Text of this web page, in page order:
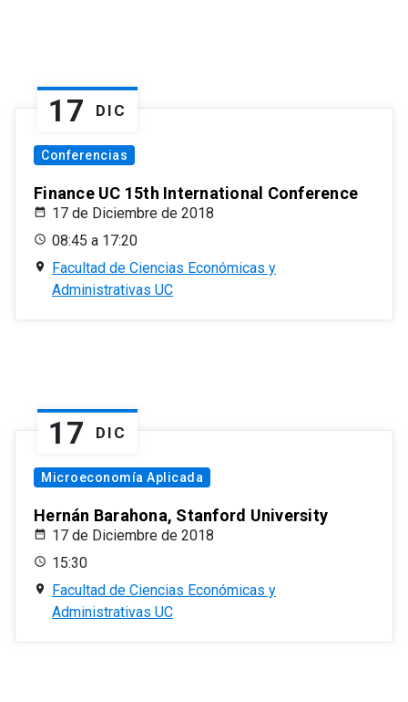
17 DIC
Conferencias
Finance UC 15th International Conference
17 de Diciembre de 2018
08:45 a 17:20
Facultad de Ciencias Económicas y
Administrativas UC
17 DIC
Microeconomía Aplicada
Hernán Barahona, Stanford University
17 de Diciembre de 2018
15:30
Facultad de Ciencias Económicas y
Administrativas UC